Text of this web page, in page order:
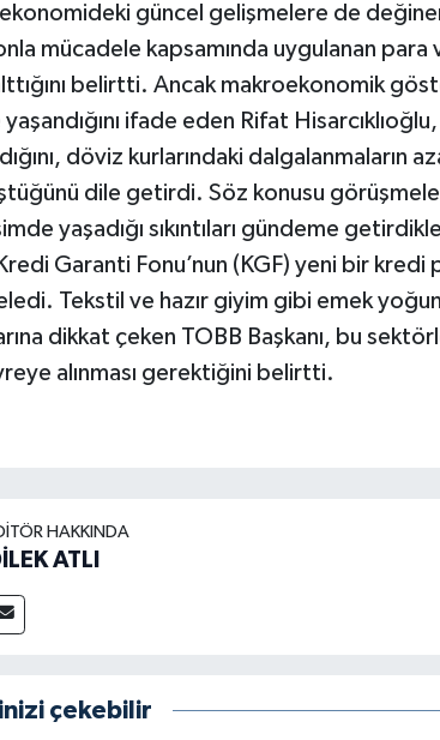
ekonomideki güncel gelişmelere de
mücadele kapsamında uygulanan para
belirtti. Ancak makroekonomik
ifade eden Rifat
döviz kurlarındaki dalgalanmaların
dile getirdi. Söz konusu
yaşadığı sıkıntıları gündeme
Garanti Fonu’nun (KGF) yeni bir
Tekstil ve hazır giyim gibi emek
dikkat çeken TOBB Başkanı, bu
alınması gerektiğini belirtti.
HAKKINDA
ATLI
çekebilir